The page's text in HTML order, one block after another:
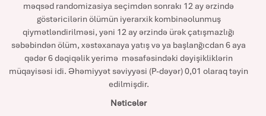
məqsəd randomizasiya seçimdən sonrakı 12 ay ərzində
göstəricilərin ölümün iyerarxik kombinəolunmuş
qiymətləndirilməsi, yəni 12 ay ərzində ürək çatışmazlığı
səbəbindən ölüm, xəstəxanaya yatış və ya başlanğıcdan 6 aya
qədər 6 dəqiqəlik yerimə məsafəsindəki dəyişikliklərin
müqayisəsi idi. Əhəmiyyət səviyyəsi (P-dəyər) 0,01 olaraq təyin
edilmişdir.
Nəticələr